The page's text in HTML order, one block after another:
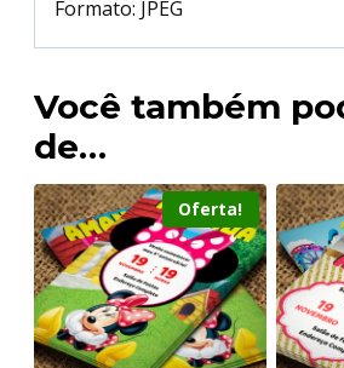
Formato: JPEG
Você também
de…
Oferta!